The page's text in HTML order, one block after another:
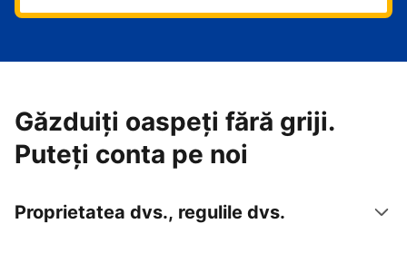
Găzduiți oaspeți fără griji.
Puteți conta pe noi
Proprietatea dvs., regulile dvs.